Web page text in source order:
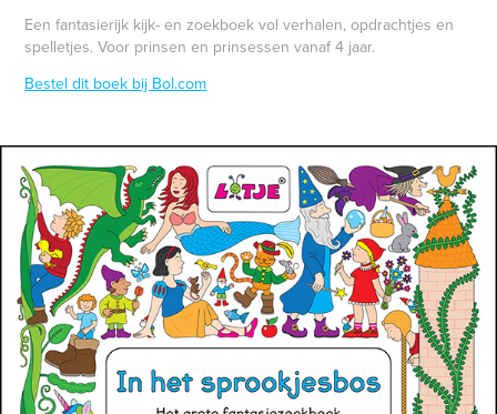
Een fantasierijk kijk- en zoekboek vol verhalen, opdrachtjes en
spelletjes. Voor prinsen en prinsessen vanaf 4 jaar.
Bestel dit boek bij Bol.com